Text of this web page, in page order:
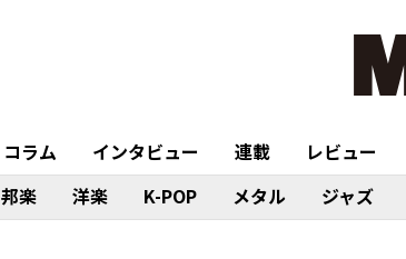
コラム インタビュー 連載 レビュー
邦楽 洋楽 K-POP メタル ジャズ